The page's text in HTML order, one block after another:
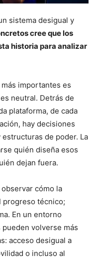
sistema desigual y
cree que los
historia para analizar
importantes es
neutral. Detrás de
plataforma, de cada
hay decisiones
de poder. La
quién diseña esos
dejan fuera.
cómo la
progreso técnico;
En un entorno
volverse más
acceso desigual a
o incluso al